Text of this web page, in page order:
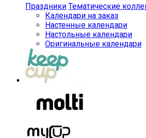
Праздники Тематические
Календари на заказ
Настенные календари
Настольные календари
Оригинальные календари